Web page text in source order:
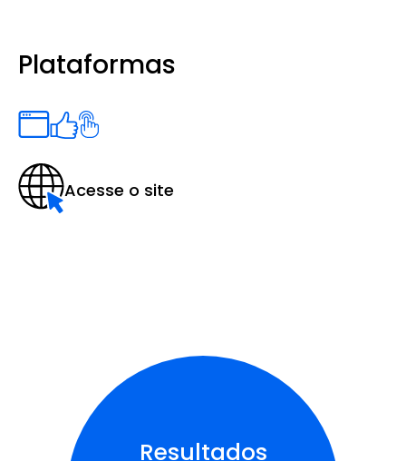
Plataformas
Acesse o site
Resultados